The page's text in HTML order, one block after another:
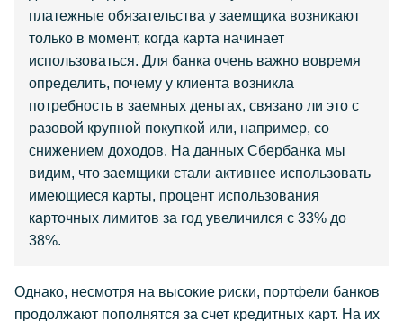
платежные обязательства у заемщика возникают
только в момент, когда карта начинает
использоваться. Для банка очень важно вовремя
определить, почему у клиента возникла
потребность в заемных деньгах, связано ли это с
разовой крупной покупкой или, например, со
снижением доходов. На данных Сбербанка мы
видим, что заемщики стали активнее использовать
имеющиеся карты, процент использования
карточных лимитов за год увеличился с 33% до
38%.
Однако, несмотря на высокие риски, портфели банков
продолжают пополнятся за счет кредитных карт. На их